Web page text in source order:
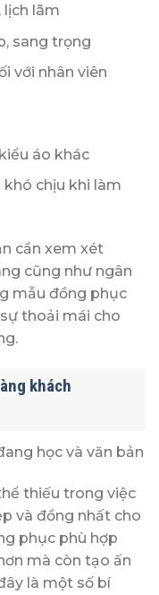
lịch lãm
sang trọng
với nhân viên
áo khác
chịu khi làm
cần xem xét
cũng như ngân
mẫu đồng phục
thoải mái cho
khách
thiếu trong việc
và đồng nhất cho
phục phù hợp
mà còn tạo ấn
là một số bí